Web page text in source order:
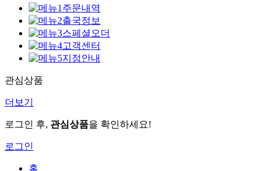
주문내역
출국정보
스페셜오더
고객센터
지점안내
관심상품
더보기
로그인 후, 관심상품을 확인하세요!
로그인
홈